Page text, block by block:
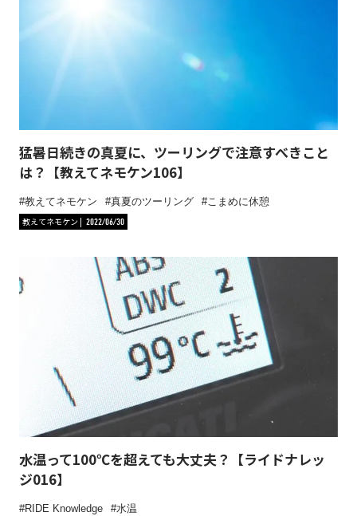
猛暑日続きの真夏に、ツーリングで注意すべきこと
は？【教えてネモケン106】
教えてネモケン 真夏のツーリング
こまめに休憩
教えてネモケン
2022/06/30
水温って100℃を超えても大丈夫？【ライドナレッ
ジ016】
RIDE Knowledge
水温